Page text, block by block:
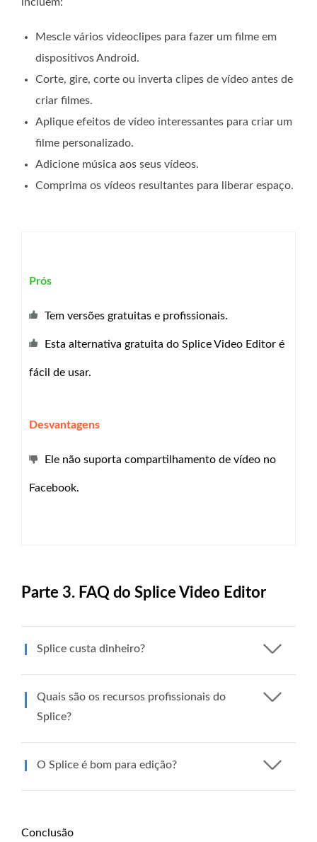
Mescle vários videoclipes para fazer um filme em
dispositivos Android.
Corte, gire, corte ou inverta clipes de vídeo antes de
criar filmes.
Aplique efeitos de vídeo interessantes para criar um
filme personalizado.
Adicione música aos seus vídeos.
Comprima os vídeos resultantes para liberar espaço.
Prós
Tem versões gratuitas e profissionais.
Esta alternativa gratuita do Splice Video Editor é
fácil de usar.
Desvantagens
Ele não suporta compartilhamento de vídeo no
Facebook.
Parte 3. FAQ do Splice Video Editor
Splice custa dinheiro?
Quais são os recursos profissionais do
Splice?
O Splice é bom para edição?
Conclusão